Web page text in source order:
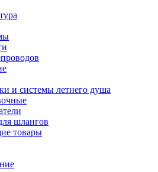
и системы летнего душа
шлангов
товары